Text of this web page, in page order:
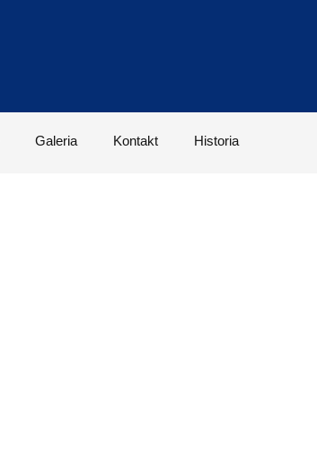
Galeria Kontakt Historia